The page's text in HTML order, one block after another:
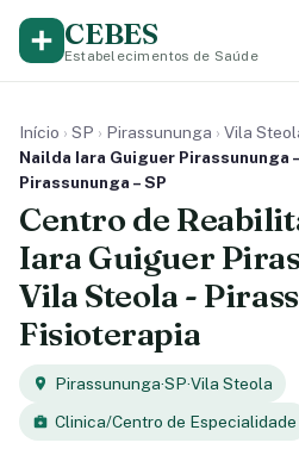
CEBES
Estabelecimentos de Saúde
Início › SP › Pirassununga › Vila
Nailda Iara Guiguer Pirassununga
Pirassununga – SP
Centro de
Iara Guiguer
Vila Steola -
Fisioterapia
Pirassununga·SP·Vila Steola
Clinica/Centro de Especialidade